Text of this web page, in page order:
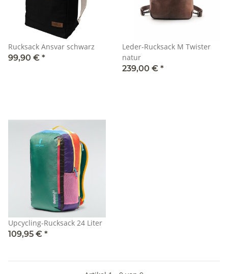
Rucksack Ansvar schwarz
99,90 € *
Leder-Rucksack M Twister
natur
239,00 € *
Upcycling-Rucksack 24 Liter
109,95 € *